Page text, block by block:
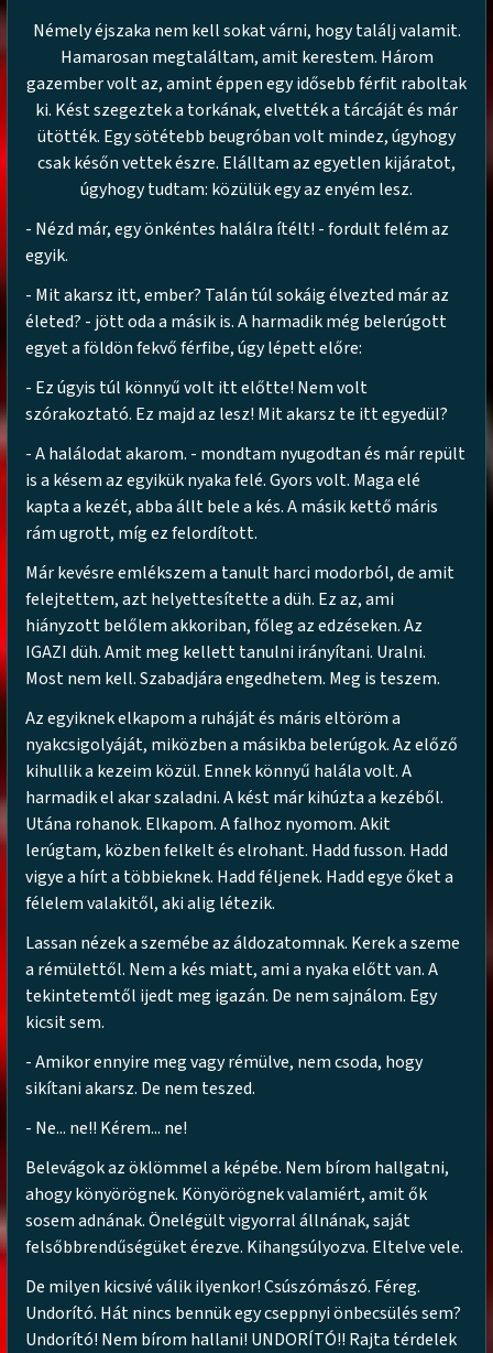
Némely éjszaka nem kell sokat várni, hogy találj valamit.
Hamarosan megtaláltam, amit kerestem. Három
gazember volt az, amint éppen egy idősebb férfit raboltak
ki. Kést szegeztek a torkának, elvették a tárcáját és már
ütötték. Egy sötétebb beugróban volt mindez, úgyhogy
csak későn vettek észre. Elálltam az egyetlen kijáratot,
úgyhogy tudtam: közülük egy az enyém lesz.
- Nézd már, egy önkéntes halálra ítélt! - fordult felém az
egyik.
- Mit akarsz itt, ember? Talán túl sokáig élvezted már az
életed? - jött oda a másik is. A harmadik még belerúgott
egyet a földön fekvő férfibe, úgy lépett előre:
- Ez úgyis túl könnyű volt itt előtte! Nem volt
szórakoztató. Ez majd az lesz! Mit akarsz te itt egyedül?
- A halálodat akarom. - mondtam nyugodtan és már repült
is a késem az egyikük nyaka felé. Gyors volt. Maga elé
kapta a kezét, abba állt bele a kés. A másik kettő máris
rám ugrott, míg ez felordított.
Már kevésre emlékszem a tanult harci modorból, de amit
felejtettem, azt helyettesítette a düh. Ez az, ami
hiányzott belőlem akkoriban, főleg az edzéseken. Az
IGAZI düh. Amit meg kellett tanulni irányítani. Uralni.
Most nem kell. Szabadjára engedhetem. Meg is teszem.
Az egyiknek elkapom a ruháját és máris eltöröm a
nyakcsigolyáját, miközben a másikba belerúgok. Az előző
kihullik a kezeim közül. Ennek könnyű halála volt. A
harmadik el akar szaladni. A kést már kihúzta a kezéből.
Utána rohanok. Elkapom. A falhoz nyomom. Akit
lerúgtam, közben felkelt és elrohant. Hadd fusson. Hadd
vigye a hírt a többieknek. Hadd féljenek. Hadd egye őket a
félelem valakitől, aki alig létezik.
Lassan nézek a szemébe az áldozatomnak. Kerek a szeme
a rémülettől. Nem a kés miatt, ami a nyaka előtt van. A
tekintetemtől ijedt meg igazán. De nem sajnálom. Egy
kicsit sem.
- Amikor ennyire meg vagy rémülve, nem csoda, hogy
sikítani akarsz. De nem teszed.
- Ne... ne!! Kérem... ne!
Belevágok az öklömmel a képébe. Nem bírom hallgatni,
ahogy könyörögnek. Könyörögnek valamiért, amit ők
sosem adnának. Önelégült vigyorral állnának, saját
felsőbbrendűségüket érezve. Kihangsúlyozva. Eltelve vele.
De milyen kicsivé válik ilyenkor! Csúszómászó. Féreg.
Undorító. Hát nincs bennük egy cseppnyi önbecsülés sem?
Undorító! Nem bírom hallani! UNDORÍTÓ!! Rajta térdelek